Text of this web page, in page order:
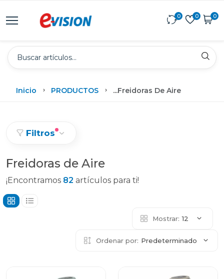
0 0 0
Inicio PRODUCTOS ...Freidoras De Aire
Filtros
Freidoras de Aire
¡Encontramos 82 artículos para ti!
Mostrar: 12
Ordenar por: Predeterminado